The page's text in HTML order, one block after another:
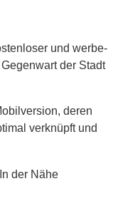
und werbe­
der Stadt
deren
verknüpft und
In der Nähe